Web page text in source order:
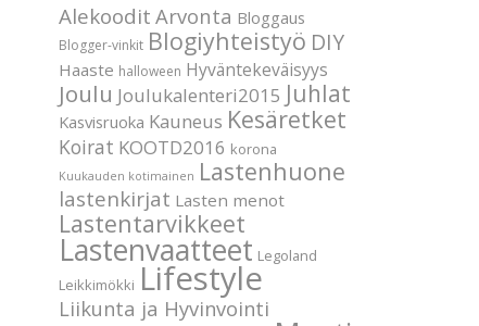
Alekoodit Arvonta Bloggaus
Blogger-vinkit Blogiyhteistyö DIY
Haaste halloween Hyväntekeväisyys
Joulu Joulukalenteri2015 Juhlat
Kasvisruoka Kauneus Kesäretket
Koirat KOOTD2016 korona
Kuukauden kotimainen Lastenhuone
lastenkirjat Lasten menot
Lastentarvikkeet
Lastenvaatteet Legoland
Leikkimökki Lifestyle
Liikunta ja Hyvinvointi